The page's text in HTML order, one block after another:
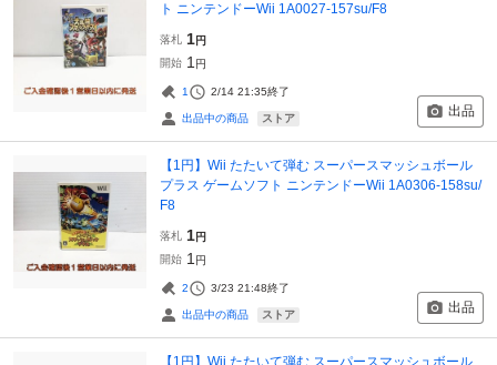
ト ニンテンドーWii 1A0027-157su/F8
落札 1円
開始 1 円
1 2/14 21:35終了
出品中の商品 ストア 出品
【1円】Wii たたいて弾む スーパースマッシュボール
プラス ゲームソフト ニンテンドーWii 1A0306-158su/
F8
落札 1円
開始 1 円
2 3/23 21:48終了
出品中の商品 ストア 出品
【1円】Wii たたいて弾む スーパースマッシュボール